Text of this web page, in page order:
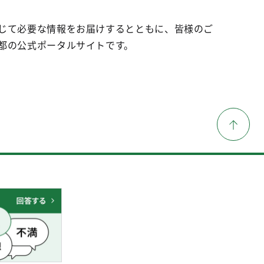
て必要な情報をお届けするとともに、皆様のご
公式ポータルサイトです。